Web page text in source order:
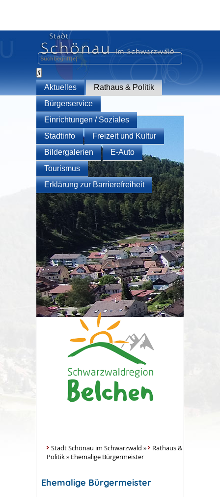
Aktuelles
Rathaus & Politik
Bürgerservice
Einrichtungen / Soziales
Stadtinfo
Freizeit und Kultur
Bildergalerien
E-Auto
Tourismus
Erklärung zur Barrierefreiheit
Stadt Schönau im Schwarzwald »
Rathaus &
Politik» Ehemalige Bürgermeister
Ehemalige Bürgermeister